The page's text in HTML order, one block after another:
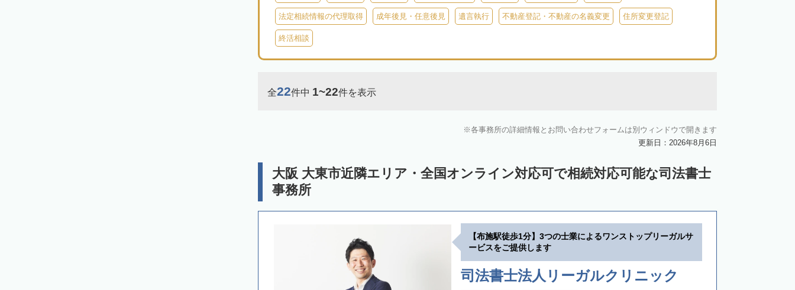
法定相続情報の代理取得 成年後見・任意後見 遺言執行 不動産登記・不動産の名義変更 住所変更登記
終活相談
全22件中 1~22件を表示
各事務所の詳細情報とお問い合わせフォームは別ウィンドウで開きます
更新日：2026年8月6日
大阪 大東市近隣エリア・全国オンライン対応可で相続対応可能な司法書士
事務所
【布施駅徒歩1分】3つの士業によるワンストップリーガルサ
ービスをご提供します
司法書士法人リーガルクリニック